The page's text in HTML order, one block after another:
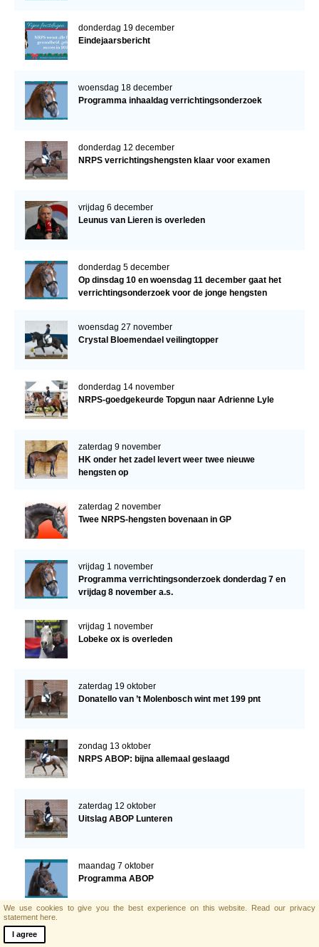
donderdag 19 december
Eindejaarsbericht
woensdag 18 december
Programma inhaaldag verrichtingsonderzoek
donderdag 12 december
NRPS verrichtingshengsten klaar voor examen
vrijdag 6 december
Leunus van Lieren is overleden
donderdag 5 december
Op dinsdag 10 en woensdag 11 december gaat het
verrichtingsonderzoek voor de jonge hengsten
woensdag 27 november
Crystal Bloemendael veilingtopper
donderdag 14 november
NRPS-goedgekeurde Topgun naar Adrienne Lyle
zaterdag 9 november
HK onder het zadel levert weer twee nieuwe
hengsten op
zaterdag 2 november
Twee NRPS-hengsten bovenaan in GP
vrijdag 1 november
Programma verrichtingsonderzoek donderdag 7 en
vrijdag 8 november a.s.
vrijdag 1 november
Lobeke ox is overleden
zaterdag 19 oktober
Donatello van ’t Molenbosch wint met 199 pnt
zondag 13 oktober
NRPS ABOP: bijna allemaal geslaagd
zaterdag 12 oktober
Uitslag ABOP Lunteren
maandag 7 oktober
Programma ABOP
We use cookies to give you the best experience on this website. Read our privacy
statement here.
I agree